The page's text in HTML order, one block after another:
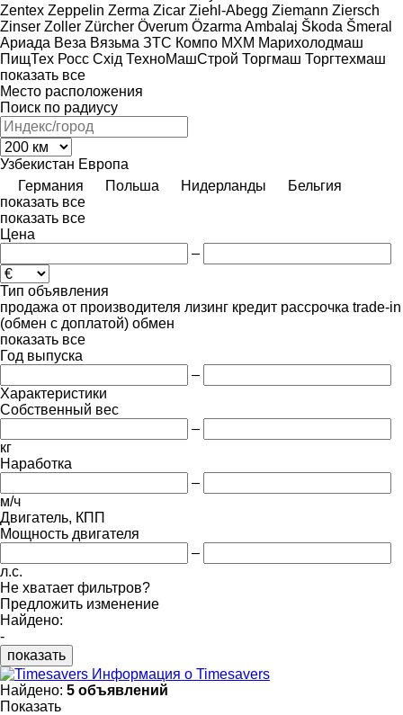
Zentex Zeppelin Zerma Zicar Ziehl-Abegg Ziemann Ziersch
Zinser Zoller Zürcher Överum Özarma Ambalaj Škoda Šmeral
Ариада Веза Вязьма ЗТС Компо МХМ Марихолодмаш
ПищТех Росс Схід ТехноМашСтрой Торгмаш Торгтехмаш
показать все
Место расположения
Поиск по радиусу
Узбекистан Европа
Германия
Польша Нидерланды
Бельгия
показать все
показать все
Цена
–
Тип объявления
продажа от производителя лизинг кредит рассрочка trade-in
(обмен с доплатой) обмен
показать все
Год выпуска
–
Характеристики
Собственный вес
–
кг
Наработка
–
м/ч
Двигатель, КПП
Мощность двигателя
–
л.с.
Не хватает фильтров?
Предложить изменение
Найдено:
-
показать
Информация о Timesavers
Найдено: 5 объявлений
Показать